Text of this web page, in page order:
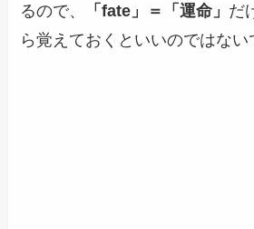
るので、
「fate」＝「運命」 だ
ら覚えておくといいのではない